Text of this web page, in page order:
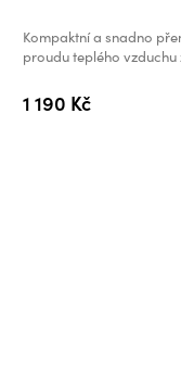
1 190 Kč
Kompaktní a snadno
proudu teplého vzduchu